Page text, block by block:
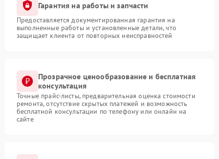
Гарантия на работы и запчасти
Предоставляется документированная гарантия на
выполненные работы и установленные детали, что
защищает клиента от повторных неисправностей
Прозрачное ценообразование и бесплатная
консультация
Точные прайс-листы, предварительная оценка стоимости
ремонта, отсутствие скрытых платежей и возможность
бесплатной консультации по телефону или онлайн на
сайте